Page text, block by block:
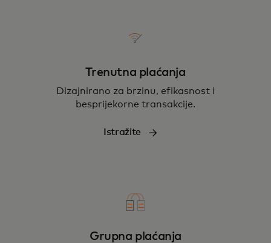
Trenutna plaćanja
Dizajnirano za brzinu, efikasnost i
besprijekorne transakcije.
Istražite
Grupna plaćanja